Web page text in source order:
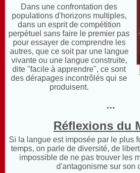
Dans une confrontation des
populations d'horizons multiples,
dans un esprit de compétition
perpétuel sans faire le premier pas
pour essayer de comprendre les
autres, que ce soit par une langue
vivante ou une langue construite,
dite "facile à apprendre", ce sont
des dérapages incontrôlés qui se
produisent.
...
Réflexions du
Si la langue est imposée par le plus
temps, on parle de diversité, de
impossible de ne pas trouver les
d'antagonisme sur son